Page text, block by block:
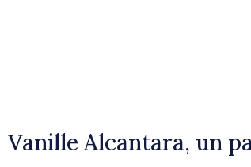
Vanille Alcantara, un